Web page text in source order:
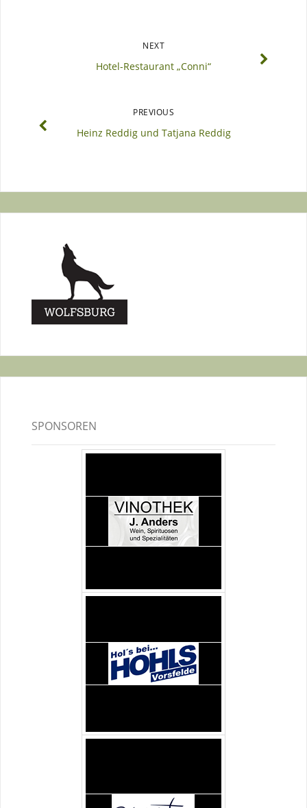
NEXT
Hotel-Restaurant „Conni“
PREVIOUS
Heinz Reddig und Tatjana Reddig
SPONSOREN